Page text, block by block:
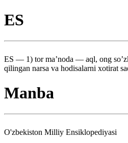
ES
ES — 1) tor ma’noda — aql, ong
qilingan narsa va hodisalarni xotirat
Manba
O'zbekiston Milliy Ensiklopediyasi